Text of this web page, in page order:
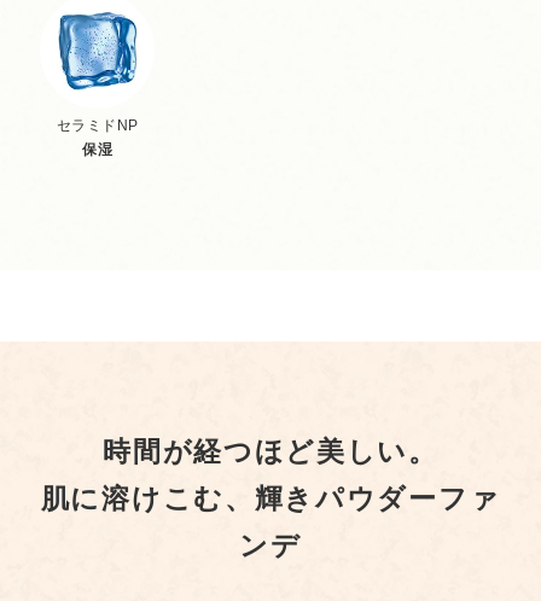
セラミドNP
保湿
時間が経つほど美しい。
肌に溶けこむ、輝きパウダーファ
ンデ